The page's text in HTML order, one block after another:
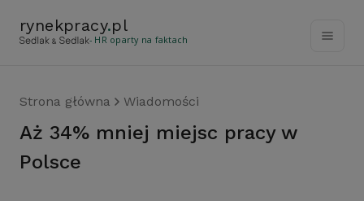
rynekpracy.pl
- HR oparty na faktach
Strona główna Wiadomości
Aż 34% mniej miejsc pracy w
Polsce